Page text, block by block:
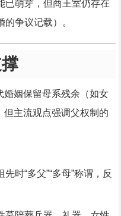
已萌芽，但商王室仍存在
争议记载）。
婚姻保留母系残余（如女
主流观点强调父权制的
时“多父”“多母”称谓，反